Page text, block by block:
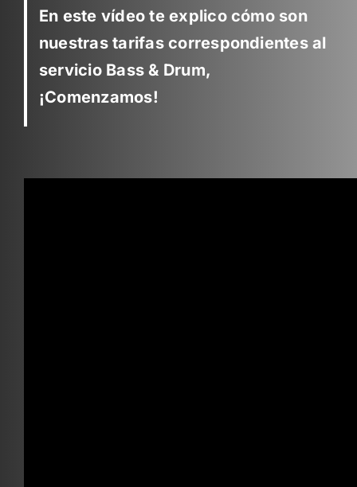
En este vídeo te explico cómo son
nuestras tarifas correspondientes al
servicio Bass & Drum,
¡Comenzamos!